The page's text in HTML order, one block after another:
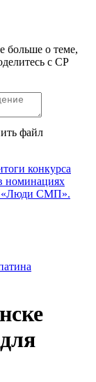
больше о теме,
с СР
файл
конкурса
номинациях
«Люди СМП».